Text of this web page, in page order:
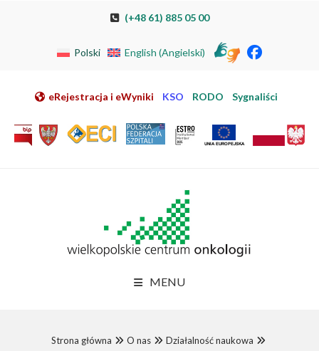
Przeskocz do nawigacji
Przejdź do mapy strony
Przejdź do elektronicznej rejestracji pacjenta
(+48 61) 885 05 00
Polski English (Angielski)
eRejestracja i eWyniki KSO RODO Sygnaliści
MENU
Strona główna O nas Działalność naukowa